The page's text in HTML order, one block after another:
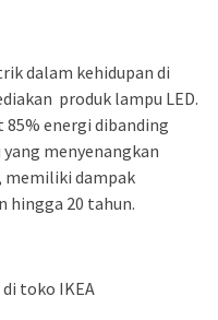
dalam kehidupan di
produk lampu LED.
85% energi dibanding
menyenangkan
memiliki dampak
hingga 20 tahun.
toko IKEA